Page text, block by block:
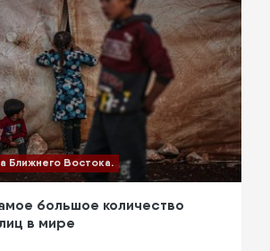
Ближнего Востока.
большое количество
в мире